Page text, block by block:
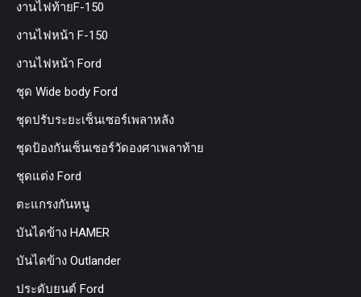
งานไฟท้ายF-150
งานไฟหน้า F-150
งานไฟหน้า Ford
ชุด Wide body Ford
ชุดปรับระยะเซ็นเซอร์เพลาหลัง
ชุดป้องกันเซ็นเซอร์วัดองศาเพลาท้าย
ชุดแต่ง Ford
ตะแกรงกันหนู
บันไดข้าง HAMER
บันไดข้าง Outlander
ประดับยนต์ Ford